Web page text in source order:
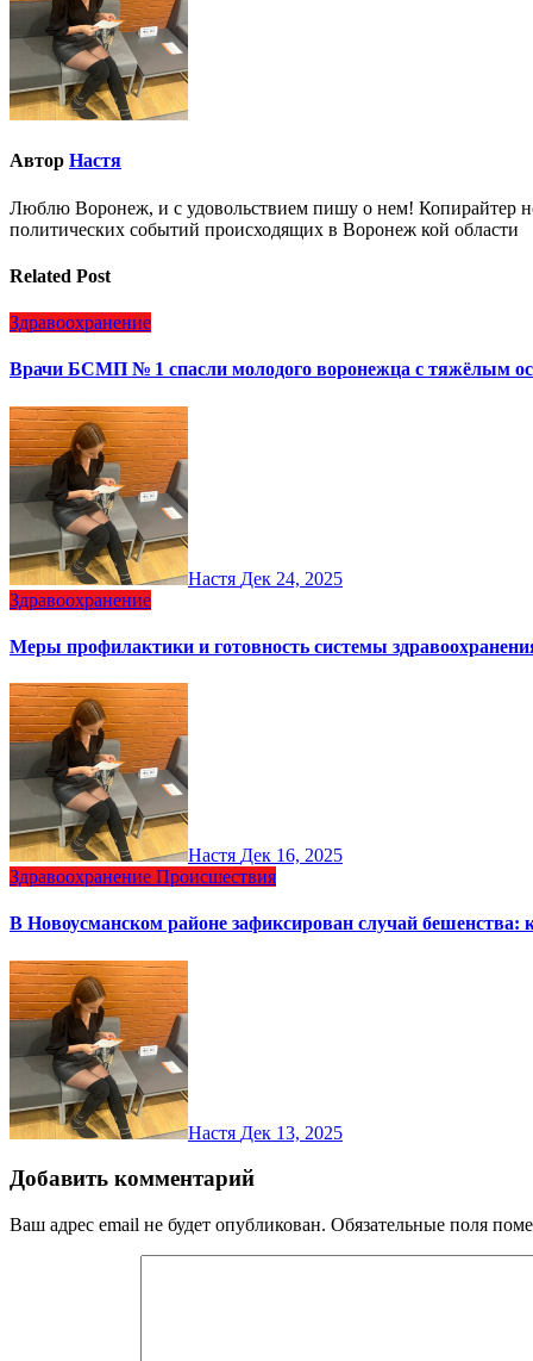
Автор Настя
Люблю Воронеж, и с удовольствием пишу о нем! Копирайтер
политических событий происходящих в Воронеж кой области
Related Post
Здравоохранение
Врачи БСМП № 1 спасли молодого воронежца с тяжёлым
Настя Дек 24, 2025
Здравоохранение
Меры профилактики и готовность системы
Настя Дек 16, 2025
Здравоохранение Происшествия
В Новоусманском районе зафиксирован случай бешенства:
Настя Дек 13, 2025
Добавить комментарий
Ваш адрес email не будет опубликован. Обязательные поля